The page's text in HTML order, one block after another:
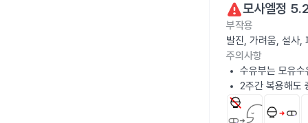
모사엘정
부작용
발진, 가려움, 설사,
주의사항
수유부는 모유
2주간 복용해도